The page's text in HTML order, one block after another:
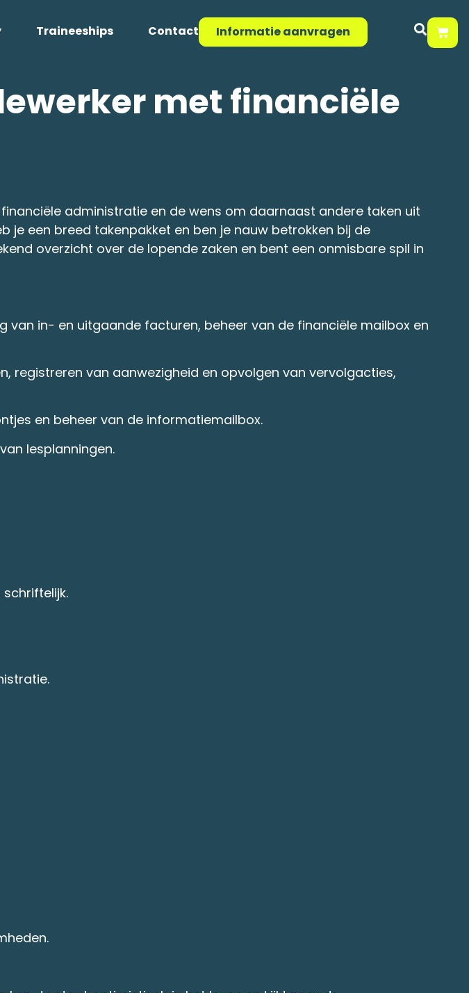
Traineeships Contact Informatie aanvragen
met financiële
administratie en de wens om daarnaast andere taken uit
je een breed takenpakket en ben je nauw betrokken bij de
overzicht over de lopende zaken en bent een onmisbare spil in
van in- en uitgaande facturen, beheer van de financiële mailbox en
registreren van aanwezigheid en opvolgen van vervolgacties,
en beheer van de informatiemailbox.
lesplanningen.